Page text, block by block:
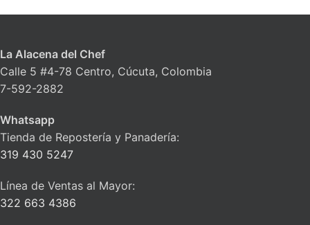
La Alacena del Chef
Calle 5 #4-78 Centro, Cúcuta, Colombia
7-592-2882
Whatsapp
Tienda de Repostería y Panadería:
319 430 5247
Línea de Ventas al Mayor:
322 663 4386